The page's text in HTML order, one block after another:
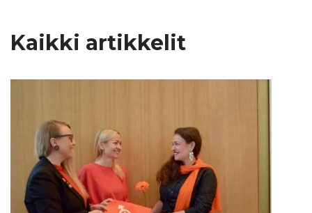
Kaikki artikkelit